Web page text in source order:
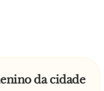
da cidade